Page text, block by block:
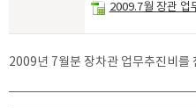
2009.7월 장관 업
2009년 7월분 장차관 업무추진비를